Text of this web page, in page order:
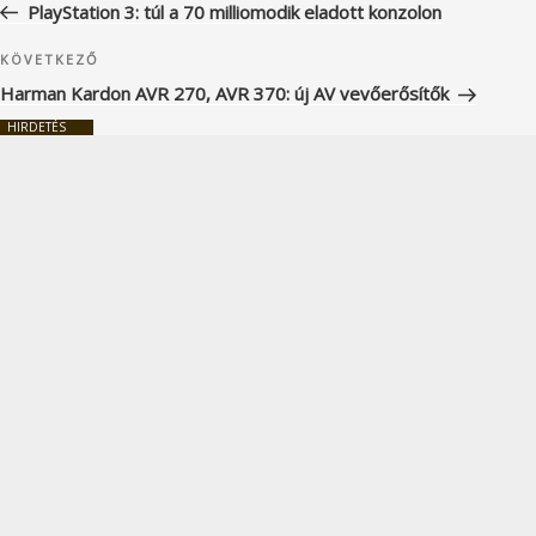
PlayStation 3: túl a 70 milliomodik eladott konzolon
Következő
bejegyzés
KÖVETKEZŐ
Harman Kardon AVR 270, AVR 370: új AV vevőerősítők
HIRDETÉS